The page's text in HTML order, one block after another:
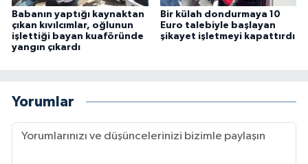
Babanın yaptığı kaynaktan
çıkan kıvılcımlar, oğlunun
işlettiği bayan kuaföründe
yangın çıkardı
Bir külah dondurmaya 10
Euro talebiyle başlayan
şikayet işletmeyi kapattırdı
Yorumlar